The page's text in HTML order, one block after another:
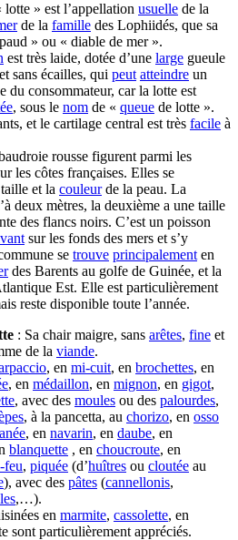
lotte » est l’appellation usuelle de la
de la famille des Lophiidés, que sa
» ou « diable de mer ».
est très laide, dotée d’une large gueule
sans écailles, qui peut atteindre un
du consommateur, car la lotte est
, sous le nom de « queue de lotte ».
et le cartilage central est très facile à
rousse figurent parmi les
les côtes françaises. Elles se
et la couleurde la peau. La
deux mètres, la deuxième a une taille
des flancs noirs. C’est un poisson
sur les fonds des mers et s’y
se trouve principalement en
des Barents au golfe de Guinée, et la
Est. Elle est particulièrement
reste disponible toute l’année.
: Sa chair maigre, sans arêtes, fine et
de la viande.
, en mi-cuit, en brochettes, en
, en médaillon, en mignon, en gigot,
, avec des moules ou des palourdes,
, à la pancetta, au chorizo, en osso
, en navarin, en daube, en
blanquette , en choucroute, en
feu, piquée (d’huîtres ou cloutée au
), avec des pâtes (cannellonis,
,…).
en marmite, cassolette, en
sont particulièrement appréciés.